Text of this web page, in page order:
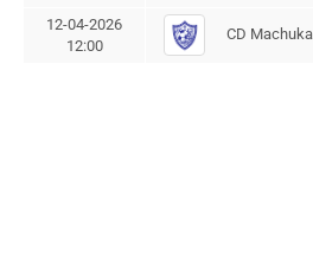
12-04-2026
12:00
CD Machuka